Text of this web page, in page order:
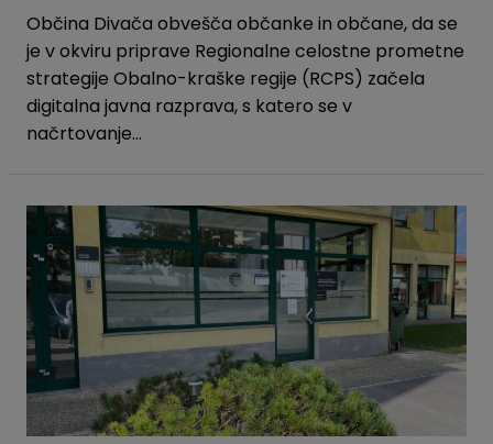
Občina Divača obvešča občanke in občane, da se
je v okviru priprave Regionalne celostne prometne
strategije Obalno-kraške regije (RCPS) začela
digitalna javna razprava, s katero se v
načrtovanje...